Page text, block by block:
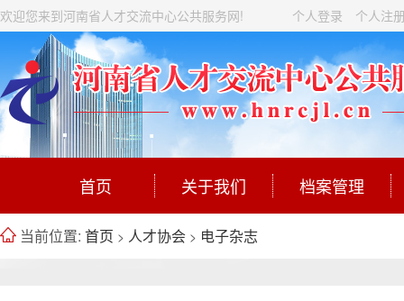
欢迎您来到河南省人才交流中心公共服务网! 个人登录 个人注
首页 关于我们 档案管理
当前位置: 首页 > 人才协会 > 电子杂志